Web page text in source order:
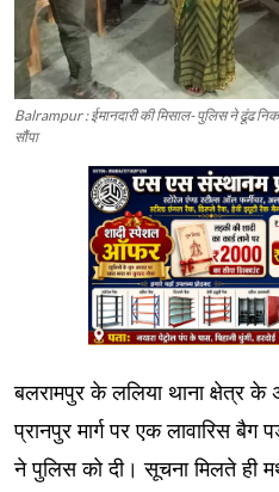
Balrampur : ईमानदारी की मिसाल- पुलिस ने ढूंढ
सौंपा
बलरामपुर के ललिया थाना क्षेत्र के
प्रानपुर मार्ग पर एक लावारिस बैग
ने पुलिस को दी। सूचना मिलते ही